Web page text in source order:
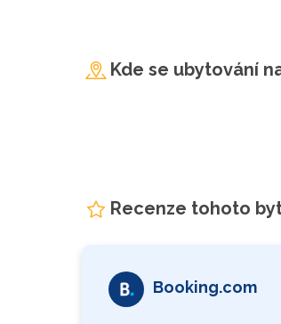
Kde se ubytování
Recenze tohoto
Booking.com